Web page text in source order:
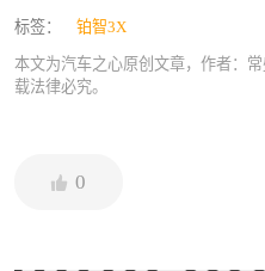
标签： 铂智3X
本文为汽车之心原创文章，作者：
载法律必究。
0